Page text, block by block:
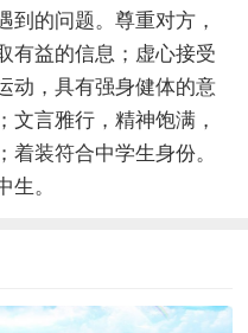
到的问题。尊重对方，
有益的信息；虚心接受
动，具有强身健体的意
文言雅行，精神饱满，
装符合中学生身份。
生。